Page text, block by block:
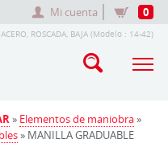
Mi cuenta 0
ROSCADA, BAJA (Modelo : 14-42)
» Elementos de maniobra»
» MANILLA GRADUABLE